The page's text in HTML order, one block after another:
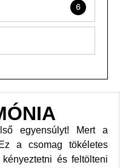
6
egyensúlyt! Mert a
a csomag tökéletes
és feltölteni